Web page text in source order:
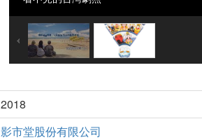
2018
影市堂股份有限公司